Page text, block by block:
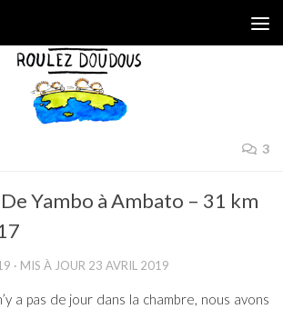
3
Yambo à Ambato – 31 km
· MIS À JOUR 23 AVRIL 2019
a pas de jour dans la chambre, nous avons